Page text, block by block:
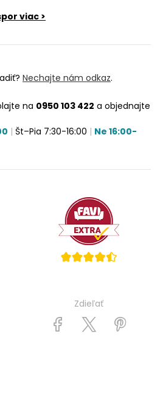
viac >
Nechajte nám odkaz.
na 0950 103 422 a objednajte
| Št–Pia 7:30-16:00 | Ne 16:00-
Zdieľať